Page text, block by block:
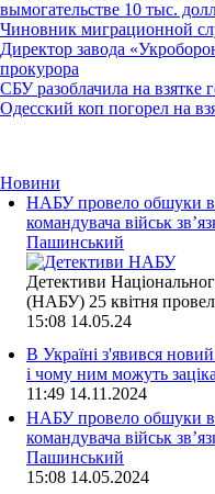
вымогательстве 10 тыс.
Чиновник миграционной
Директор завода
прокурора
СБУ разоблачила на взятке
Одесский коп погорел на
Новини
НАБУ провело обшуки в
командувача військ
Пашинський
Детективи
(НАБУ) 25 квітня
15:08 14.05.24
В Україні з'явився
і чому ним можуть
11:49 14.11.2024
НАБУ провело обшуки в
командувача військ
Пашинський
15:08 14.05.2024